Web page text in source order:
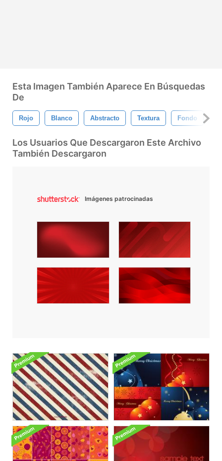
Esta Imagen También Aparece En Búsquedas
De
Rojo Blanco Abstracto Textura Fondo
Los Usuarios Que Descargaron Este Archivo
También Descargaron
Imágenes patrocinadas